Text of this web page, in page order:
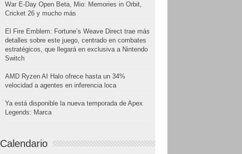
War E-Day Open Beta, Mio: Memories in Orbit,
Cricket 26 y mucho más
El Fire Emblem: Fortune’s Weave Direct trae más
detalles sobre este juego, centrado en combates
estratégicos, que llegará en exclusiva a Nintendo
Switch
AMD Ryzen AI Halo ofrece hasta un 34%
velocidad a agentes en inferencia loca
Ya está disponible la nueva temporada de Apex
Legends: Marca
Calendario